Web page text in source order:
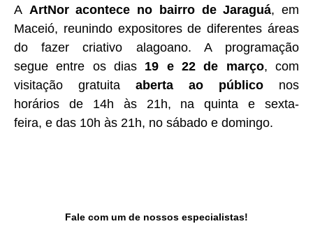
A ArtNor acontece no bairro de Jaraguá, em
Maceió, reunindo expositores de diferentes áreas
do fazer criativo alagoano. A programação
segue entre os dias 19 e 22 de março, com
visitação gratuita aberta ao público nos
horários de 14h às 21h, na quinta e sexta-
feira, e das 10h às 21h, no sábado e domingo.
Fale com um de nossos especialistas!